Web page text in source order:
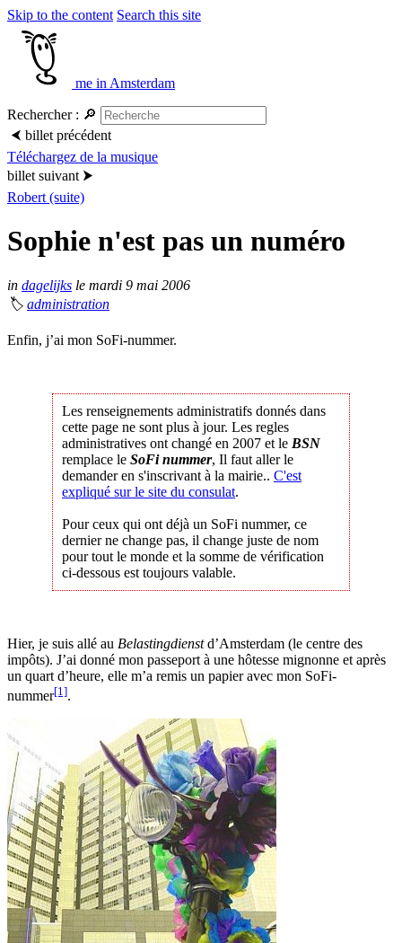
Skip to the content Search this site
me in Amsterdam
Rechercher : 🔎
⮜ billet précédent
Téléchargez de la musique
billet suivant ⮞
Robert (suite)
Sophie n'est pas un numéro
in dagelijks le mardi 9 mai 2006
🏷 administration
Enfin, j’ai mon SoFi-nummer.
Les renseignements administratifs donnés dans
cette page ne sont plus à jour. Les regles
administratives ont changé en 2007 et le BSN
remplace le SoFi nummer, Il faut aller le
demander en s'inscrivant à la mairie.. C'est
expliqué sur le site du consulat.
Pour ceux qui ont déjà un SoFi nummer, ce
dernier ne change pas, il change juste de nom
pour tout le monde et la somme de vérification
ci-dessous est toujours valable.
Hier, je suis allé au Belastingdienstd’Amsterdam (le centre des
impôts). J’ai donné mon passeport à une hôtesse mignonne et après
un quart d’heure, elle m’a remis un papier avec mon SoFi-
nummer[1].